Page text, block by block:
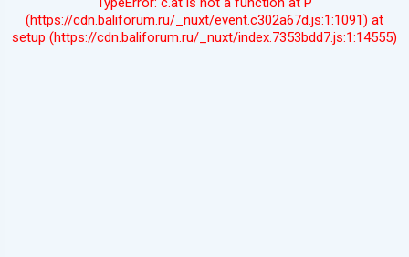
(https://cdn.baliforum.ru/_nuxt/event.c302a67d.js:1:1091) at
setup (https://cdn.baliforum.ru/_nuxt/index.7353bdd7.js:1:14555)